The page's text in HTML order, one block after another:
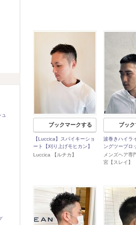
ブックマークする
【Luccica】スパイキーショ
ート【刈り上げモヒカン】
Luccica 【ルチカ】
ブッ
波巻きハイラ
ングツーブロ
メンズヘア専
宮【スレイ】